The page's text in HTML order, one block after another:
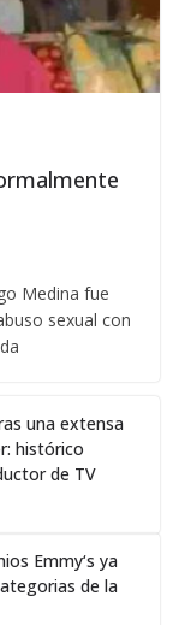
Medina fue
sexual con
una extensa
histórico
de TV
Emmy‘s ya
de la